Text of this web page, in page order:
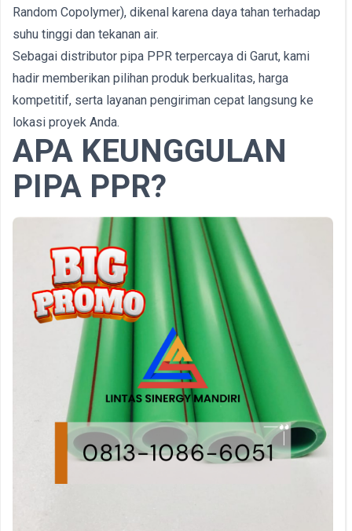
Random Copolymer), dikenal karena daya tahan terhadap
suhu tinggi dan tekanan air.
Sebagai distributor pipa PPR terpercaya di Garut, kami
hadir memberikan pilihan produk berkualitas, harga
kompetitif, serta layanan pengiriman cepat langsung ke
lokasi proyek Anda.
APA KEUNGGULAN
PIPA PPR?